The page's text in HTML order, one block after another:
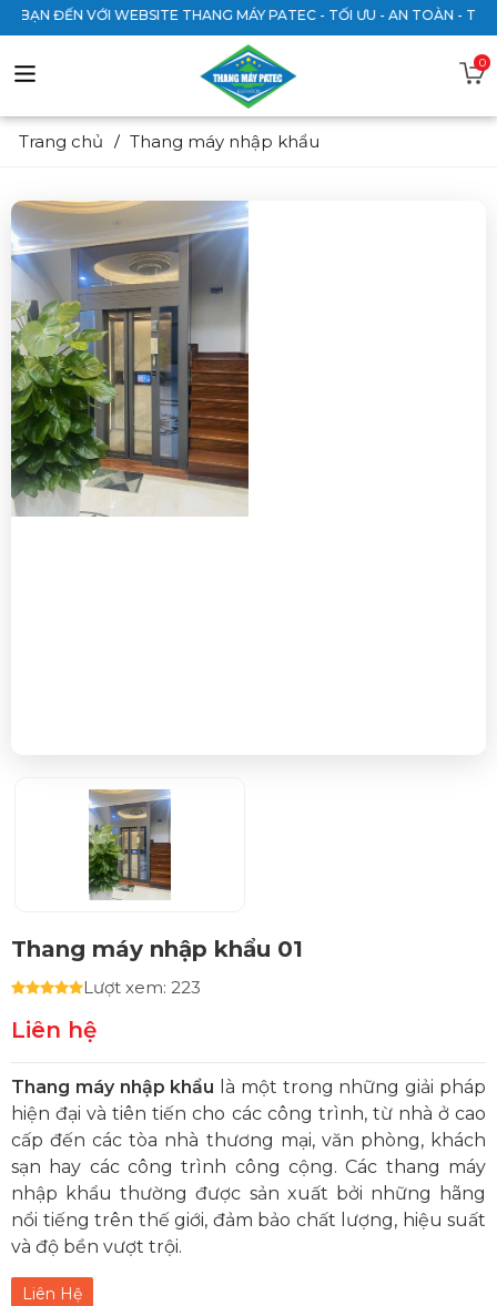
ĐẾN VỚI WEBSITE THANG MÁY PATEC - TỐI ƯU - AN TOÀN - TIẾT
0
Trang chủ Thang máy nhập khẩu
Thang máy nhập khẩu 01
Lượt xem: 223
Liên hệ
Thang máy nhập khẩu là một trong những giải pháp
hiện đại và tiên tiến cho các công trình, từ nhà ở cao
cấp đến các tòa nhà thương mại, văn phòng, khách
sạn hay các công trình công cộng. Các thang máy
nhập khẩu thường được sản xuất bởi những hãng
nổi tiếng trên thế giới, đảm bảo chất lượng, hiệu suất
và độ bền vượt trội.
Liên Hệ